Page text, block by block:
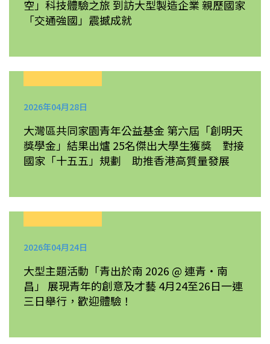
空」科技體驗之旅 到訪大型製造企業 親歷國家
「交通強國」震撼成就
2026年04月28日
大灣區共同家園青年公益基金 第六屆「創明天
獎學金」結果出爐 25名傑出大學生獲獎 對接
國家「十五五」規劃 助推香港高質量發展
2026年04月24日
大型主題活動「青出於南 2026 @ 連青・南
昌」 展現青年的創意及才藝 4月24至26日一連
三日舉行，歡迎體驗！